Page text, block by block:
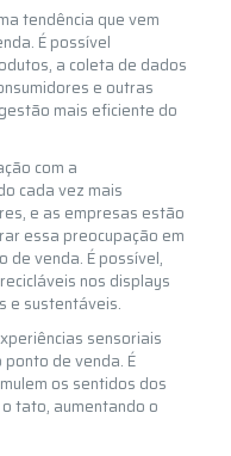
tendência que vem
É possível
a coleta de dados
e outras
mais eficiente do
com a
cada vez mais
e as empresas estão
essa preocupação em
de venda. É possível,
nos displays
e sustentáveis.
sensoriais
de venda. É
os sentidos dos
tato, aumentando o